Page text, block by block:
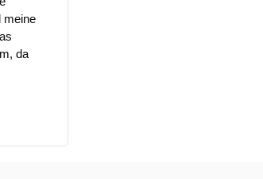
meine
da